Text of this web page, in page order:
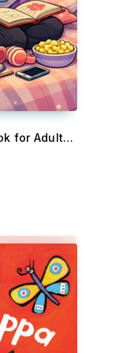
Best Friends: Coloring Book for Adults and Teens Featuring Super Friend Zone with Easy and Simple Designs for Relaxation